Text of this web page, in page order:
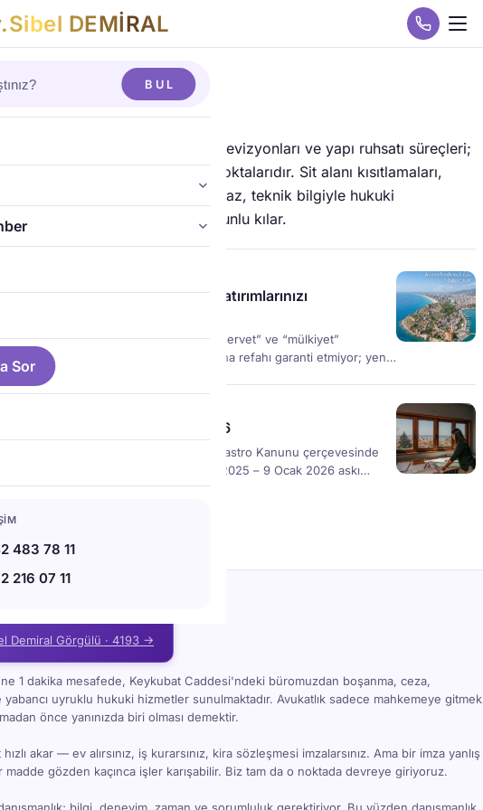
.Sibel DEMİRAL
BUL
Sor
483 78 11
216 07 11
ve İmar Hukuku
askı ilanları, imar planı revizyonları ve yapı ruhsatı süreçleri;
getirdiği hukuki gerilim noktalarıdır. Sit alanı kısıtlamaları,
ve parselasyon işlemlerine itiraz, teknik bilgiyle hukuki
birlikte ele alınmasını zorunlu kılar.
Bir Finansal Çağ Başlıyor: Yatırımlarınızı
İçin 5 Yılınız Var
yapış şekillerimizi hızla değiştirirken, “servet” ve “mülkiyet”
baştan yazılıyor. Verimlilik artık tek başına refahı garanti etmiyor; yeni
yatırımlarını hukuki güvence altına alarak “mülkiyet” inşa
Kadastro IMAR Güncel 2026
Türkler Mahallesi’nde 3402 sayılı Kadastro Kanunu çerçevesinde
çalışması sona erdi; 25 Aralık 2025 – 9 Ocak 2026 askı
sınırları ve teknik veriler ilgililerin itirazına açık. Askı süresi
cetvel ve paftaları inceleyerek yazılı başvuru yapması büyük
taşıyor.
Demiral Görgülü · 4193 →
1 dakika mesafede, Keykubat Caddesi'ndeki büromuzdan boşanma, ceza,
uyruklu hukuki hizmetler sunulmaktadır. Avukatlık sadece mahkemeye gitmek
önce yanınızda biri olması demektir.
akar — ev alırsınız, iş kurarsınız, kira sözleşmesi imzalarsınız. Ama bir imza yanlış
madde gözden kaçınca işler karışabilir. Biz tam da o noktada devreye giriyoruz.